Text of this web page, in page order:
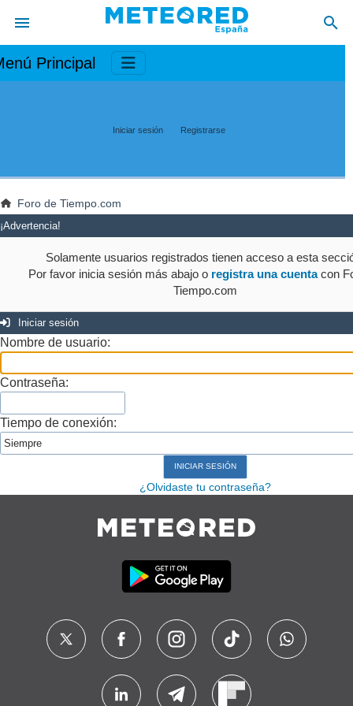
Principal
Iniciar sesión Registrarse
Foro de Tiempo.com
¡Advertencia!
Solamente usuarios registrados tienen acceso a esta
Por favor inicia sesión más abajo o registra una cuentacon
Tiempo.com
Iniciar sesión
Nombre de usuario:
Contraseña:
Tiempo de conexión:
¿Olvidaste tu contraseña?